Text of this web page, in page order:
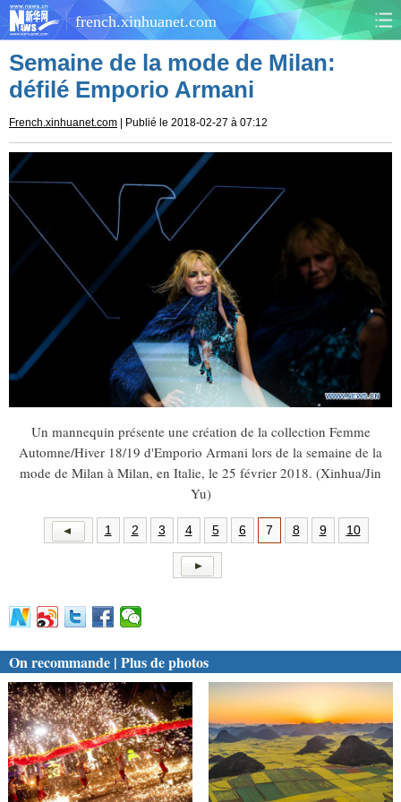
french.xinhuanet.com
CHINE MONDE
CULTURE SOCIÉTÉ
SANTÉ SPORTS
SCI&TECH PLANÈTE
TOURISME DOCUMENTS
DOSSIERS PHOTOS
VIDÉOS
Semaine de la mode de Milan:
défilé Emporio Armani
French.xinhuanet.com | Publié le 2018-02-27 à 07:12
Un mannequin présente une création de la collection Femme
Automne/Hiver 18/19 d'Emporio Armani lors de la semaine de la
mode de Milan à Milan, en Italie, le 25 février 2018. (Xinhua/Jin
Yu)
1 2 3 4 5 6 7 8 9 10
On recommande | Plus de photos